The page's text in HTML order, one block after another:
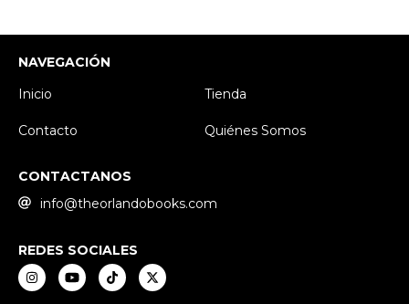
NAVEGACIÓN
Inicio
Tienda
Contacto Quiénes Somos
CONTACTANOS
info@theorlandobooks.com
REDES SOCIALES